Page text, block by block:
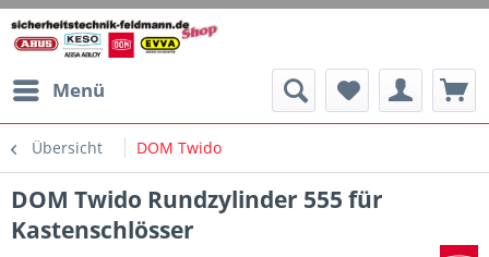
Menü
Übersicht DOM Twido
DOM Twido Rundzylinder 555 für
Kastenschlösser